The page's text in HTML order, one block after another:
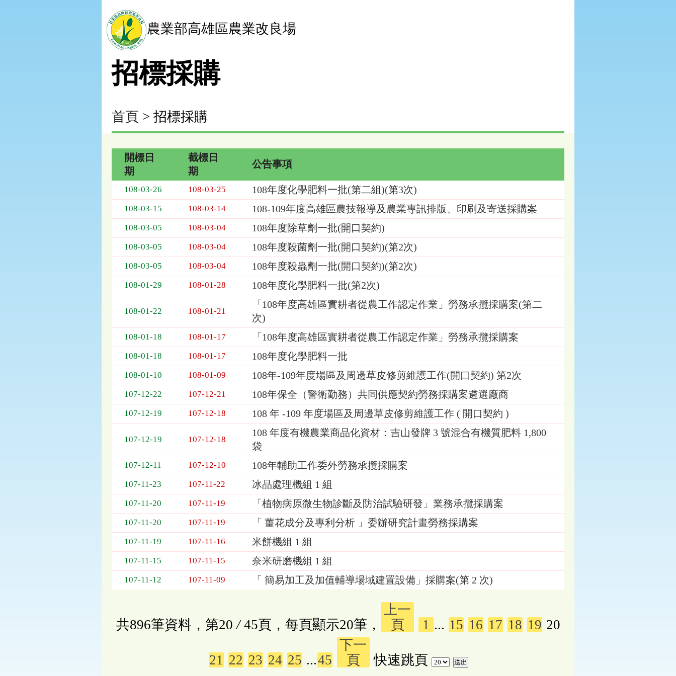
農業部高雄區農業改良場
招標採購
首頁 > 招標採購
購
表，
位
為：
期、
日
期、
公
事
開標日
期
截標日
期
公告事項
108-03-26 108-03-25 108年度化學肥料一批(第二組)(第3次)
108-03-15 108-03-14 108-109年度高雄區農技報導及農業專訊排版、印刷及寄送採購案
108-03-05 108-03-04 108年度除草劑一批(開口契約)
108-03-05 108-03-04 108年度殺菌劑一批(開口契約)(第2次)
108-03-05 108-03-04 108年度殺蟲劑一批(開口契約)(第2次)
108-01-29 108-01-28 108年度化學肥料一批(第2次)
108-01-22 108-01-21
「108年度高雄區實耕者從農工作認定作業」勞務承攬採購案(第二
次)
108-01-18 108-01-17 「108年度高雄區實耕者從農工作認定作業」勞務承攬採購案
108-01-18 108-01-17 108年度化學肥料一批
108-01-10 108-01-09 108年-109年度場區及周邊草皮修剪維護工作(開口契約) 第2次
107-12-22 107-12-21 108年保全（警衛勤務）共同供應契約勞務採購案遴選廠商
107-12-19 107-12-18 108 年 -109 年度場區及周邊草皮修剪維護工作 ( 開口契約 )
107-12-19 107-12-18
108 年度有機農業商品化資材：吉山發牌 3 號混合有機質肥料 1,800
袋
107-12-11 107-12-10 108年輔助工作委外勞務承攬採購案
107-11-23 107-11-22 冰品處理機組 1 組
107-11-20 107-11-19 「植物病原微生物診斷及防治試驗研發」業務承攬採購案
107-11-20 107-11-19 「 薑花成分及專利分析 」委辦研究計畫勞務採購案
107-11-19 107-11-16 米餅機組 1 組
107-11-15 107-11-15 奈米研磨機組 1 組
107-11-12 107-11-09 「 簡易加工及加值輔導場域建置設備」採購案(第 2 次)
共896筆資料，第20 /45頁，每頁顯示20筆，
上一
頁
1 ... 15 16 17 18 19 20
21 22 23 24 25 ...45
下一
頁
快速跳頁